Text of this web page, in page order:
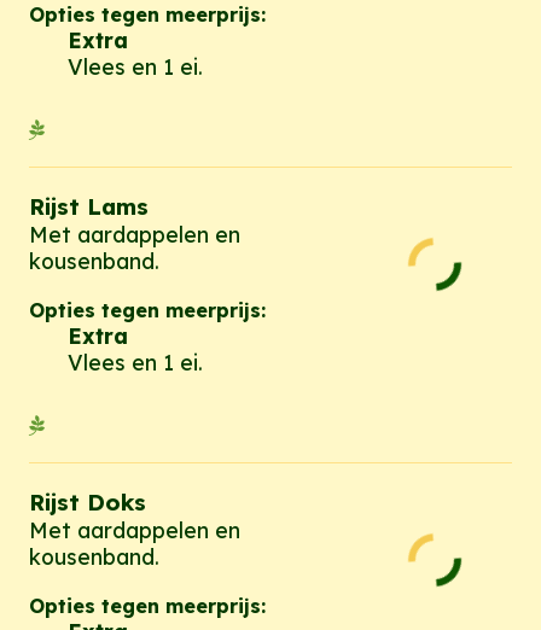
Opties tegen meerprijs:
Extra
Vlees en 1 ei.
Rijst Lams
Met aardappelen en
kousenband.
Opties tegen meerprijs:
Extra
Vlees en 1 ei.
Rijst Doks
Met aardappelen en
kousenband.
Opties tegen meerprijs: